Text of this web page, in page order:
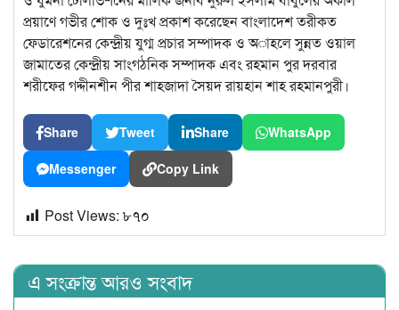
প্রয়াণে গভীর শোক ও দুঃখ প্রকাশ করেছেন বাংলাদেশ তরীকত
ফেডারেশনের কেন্দ্রীয় যুগ্ম প্রচার সম্পাদক ও অাহলে সুন্নত ওয়াল
জামাতের কেন্দ্রীয় সাংগঠনিক সম্পাদক এবং রহমান পুর দরবার
শরীফের গদ্দীনশীন পীর শাহজাদা সৈয়দ রায়হান শাহ রহমানপুরী।
Share Tweet Share WhatsApp
Messenger Copy Link
Post Views: ৮৭০
এ সংক্রান্ত আরও সংবাদ